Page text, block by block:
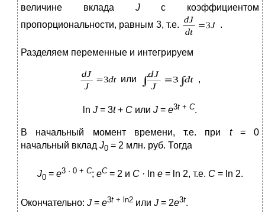
величине вклада Jс коэффициентом
пропорциональности, равным 3, т.е.
.
Разделяем переменные и интегрируем
или ,
ln J = 3t+ C или J = e3t + C.
В начальный момент времени, т.е. при t= 0
начальный вклад J0 = 2 млн. руб. Тогда
J0= e3 · 0 + C; eC= 2 и C· ln e= ln 2, т.е. C= ln 2.
Окончательно: J = e3t + ln2 или J = 2e3t.